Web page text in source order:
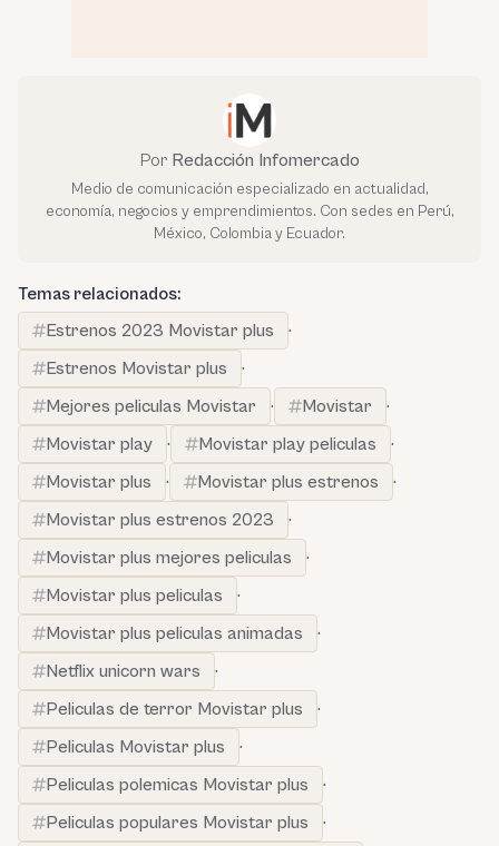
Por Redacción Infomercado
Medio de comunicación especializado en actualidad,
economía, negocios y emprendimientos. Con sedes en Perú,
México, Colombia y Ecuador.
Temas relacionados:
Estrenos 2023 Movistar plus
·
Estrenos Movistar plus
·
Mejores peliculas Movistar
· Movistar
·
Movistar play
· Movistar play peliculas
·
Movistar plus
· Movistar plus estrenos
·
Movistar plus estrenos 2023
·
Movistar plus mejores peliculas
·
Movistar plus peliculas
·
Movistar plus peliculas animadas
·
Netflix unicorn wars
·
Peliculas de terror Movistar plus
·
Peliculas Movistar plus
·
Peliculas polemicas Movistar plus
·
Peliculas populares Movistar plus
·